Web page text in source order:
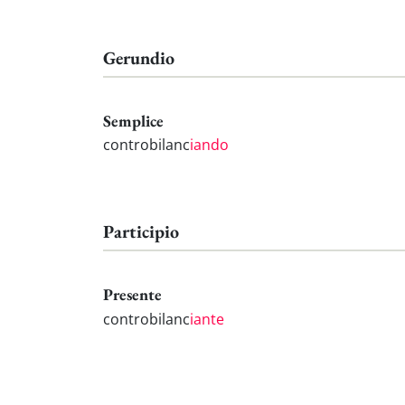
Gerundio
Semplice
controbilanciando
Participio
Presente
controbilanciante